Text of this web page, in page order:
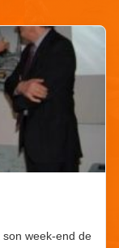
week-end de